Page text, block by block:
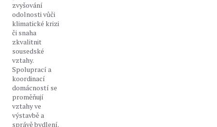
zvyšování
odolnosti vůči
klimatické krizi
či snaha
zkvalitnit
sousedské
vztahy.
Spoluprací a
koordinací
domácností se
proměňují
vztahy ve
výstavbě a
správě bydlení.